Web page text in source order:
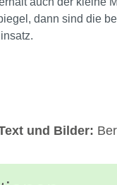
dann sind die
und Bilder: